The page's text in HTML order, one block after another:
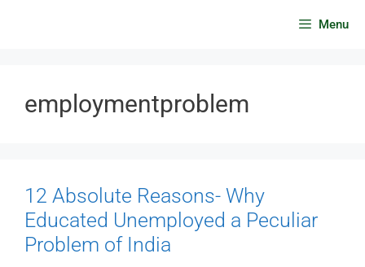
Menu
employmentproblem
12 Absolute Reasons- Why
Educated Unemployed a Peculiar
Problem of India